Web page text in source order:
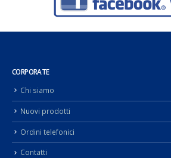
CORPORATE
Chi siamo
Nuovi prodotti
Ordini telefonici
Contatti